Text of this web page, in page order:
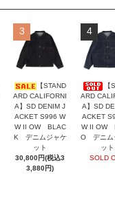
3
【STAND
ARD CALIFORNI
A】SD DENIM J
ACKET S996 W
W II OW BLAC
K デニムジャケ
ット
30,800円(税込3
3,880円)
4
【
ARD
A】SD
ACKET
W II OW
O デニム
ット
SOLD